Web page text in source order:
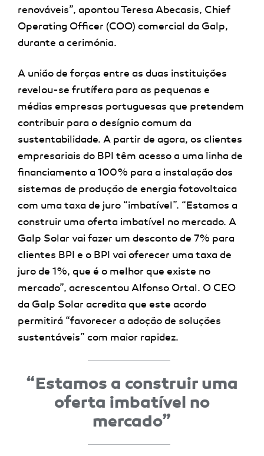
renováveis”, apontou Teresa Abecasis, Chief
Operating Officer (COO) comercial da Galp,
durante a cerimónia.
A união de forças entre as duas instituições
revelou-se frutífera para as pequenas e
médias empresas portuguesas que pretendem
contribuir para o desígnio comum da
sustentabilidade. A partir de agora, os clientes
empresariais do BPI têm acesso a uma linha de
financiamento a 100% para a instalação dos
sistemas de produção de energia fotovoltaica
com uma taxa de juro “imbatível”. “Estamos a
construir uma oferta imbatível no mercado. A
Galp Solar vai fazer um desconto de 7% para
clientes BPI e o BPI vai oferecer uma taxa de
juro de 1%, que é o melhor que existe no
mercado”, acrescentou Alfonso Ortal. O CEO
da Galp Solar acredita que este acordo
permitirá “favorecer a adoção de soluções
sustentáveis” com maior rapidez.
“Estamos a construir uma
oferta imbatível no
mercado”